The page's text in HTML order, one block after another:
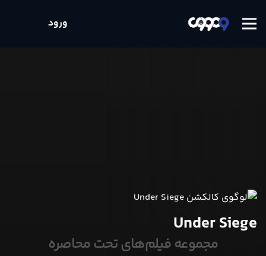
ورود
Under Siege
مجموعه فیلم‌های تحت محاصره